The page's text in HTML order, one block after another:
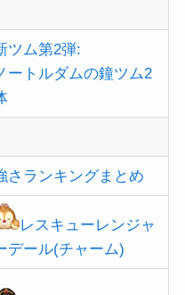
ツム第2弾:
ートルダムの鐘ツム2
さランキングまとめ
レスキューレンジャ
デール(チャーム)